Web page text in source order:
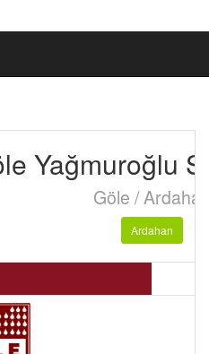
Yağmuroğlu
Göle /
Ardahan